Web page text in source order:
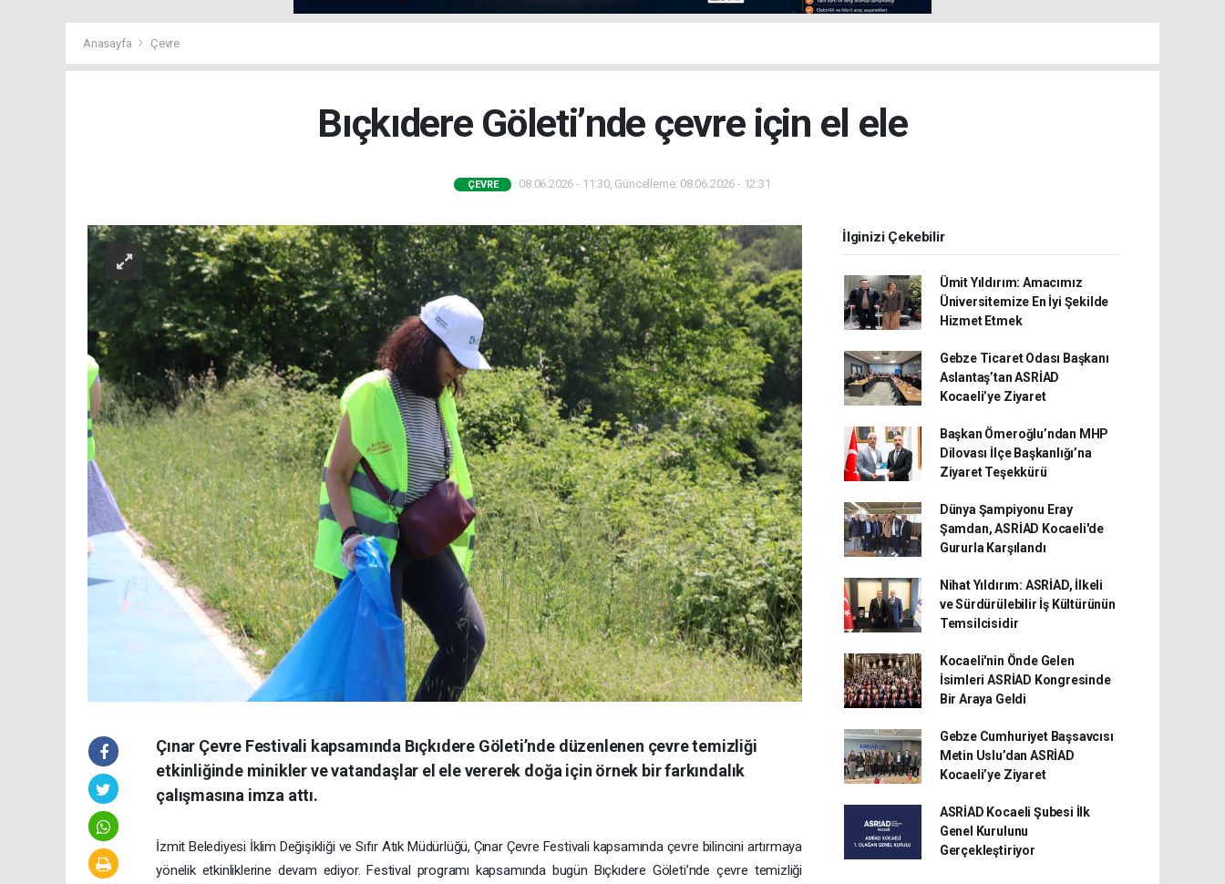
Anasayfa Çevre
Bıçkıdere Göleti’nde çevre için el ele
ÇEVRE 08.06.2026 - 11:30, Güncelleme: 08.06.2026 - 12:31
Çınar Çevre Festivali kapsamında Bıçkıdere Göleti’nde düzenlenen çevre temizliği
etkinliğinde minikler ve vatandaşlar el ele vererek doğa için örnek bir farkındalık
çalışmasına imza attı.
İzmit Belediyesi İklim Değişikliği ve Sıfır Atık Müdürlüğü, Çınar Çevre Festivali kapsamında çevre bilincini artırmaya
yönelik etkinliklerine devam ediyor. Festival programı kapsamında bugün Bıçkıdere Göleti’nde çevre temizliği
İlginizi Çekebilir
Ümit Yıldırım: Amacımız
Üniversitemize En İyi Şekilde
Hizmet Etmek
Gebze Ticaret Odası Başkanı
Aslantaş’tan ASRİAD
Kocaeli’ye Ziyaret
Başkan Ömeroğlu’ndan MHP
Dilovası İlçe Başkanlığı’na
Ziyaret Teşekkürü
Dünya Şampiyonu Eray
Şamdan, ASRİAD Kocaeli'de
Gururla Karşılandı
Nihat Yıldırım: ASRİAD, İlkeli
ve Sürdürülebilir İş Kültürünün
Temsilcisidir
Kocaeli'nin Önde Gelen
İsimleri ASRİAD Kongresinde
Bir Araya Geldi
Gebze Cumhuriyet Başsavcısı
Metin Uslu’dan ASRİAD
Kocaeli’ye Ziyaret
ASRİAD Kocaeli Şubesi İlk
Genel Kurulunu
Gerçekleştiriyor